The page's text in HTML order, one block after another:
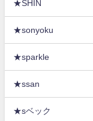
★SHIN
★sonyoku
★sparkle
★ssan
★sベック